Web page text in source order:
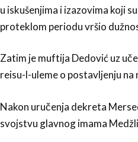
u iskušenjima i izazovima koji
proteklom periodu vršio
Zatim je muftija Dedović uz
reisu-l-uleme o postavljenju
Nakon uručenja dekreta
svojstvu glavnog imama